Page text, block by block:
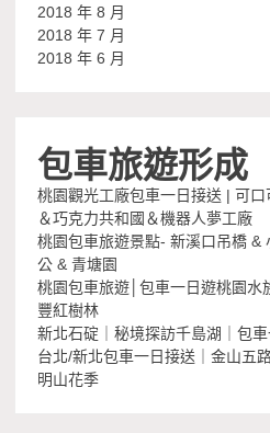
2018 年 8 月
2018 年 7 月
2018 年 6 月
包車旅遊形成
桃園觀光工廠包車一日接送 | 可
＆巧克力共和國＆機器人夢工廠
桃園包車旅遊景點- 新溪口吊橋 &
公 & 青塘園
桃園包車旅遊│包車一日遊桃園水
豐紅樹林
新北石碇｜秘境探訪千島湖｜包
台北/新北包車一日接送｜金山五
明山花季